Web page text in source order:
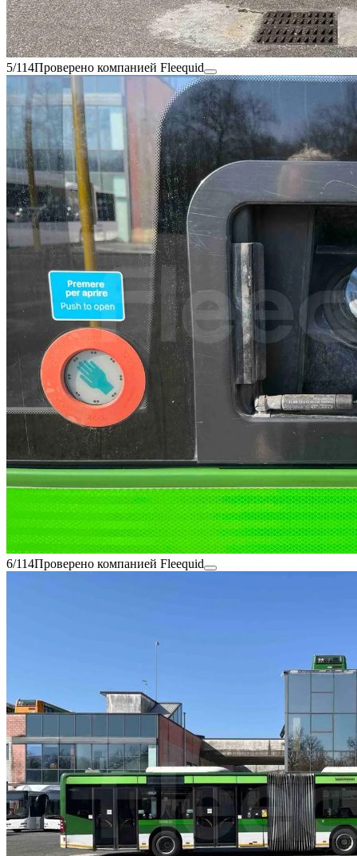
5/114Проверено компанией Fleequid
6/114Проверено компанией Fleequid